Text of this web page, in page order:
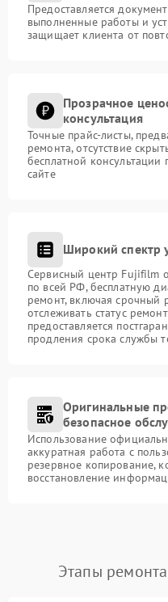
Предоставляется
выполненные работы и
защищает клиента от
Прозрачное
консультация
Точные прайс-листы,
ремонта, отсутствие
бесплатной
сайте
Широкий спектр
Сервисный центр Fujifilm
по всей РФ, бесплатную
ремонт, включая срочный
отслеживать статус
предоставляется
продления срока службы
Оригинальные
безопасное
Использование
аккуратная работа с
резервное копирование,
восстановление
Этапы